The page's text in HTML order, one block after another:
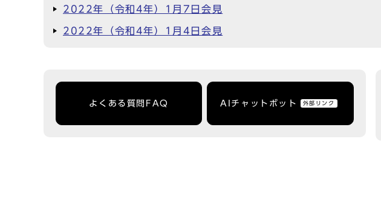
2022年（令和4年）1月7日会見
2022年（令和4年）1月4日会見
よくある質問FAQ AIチャットボット 外部リンク